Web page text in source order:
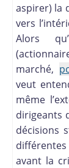
aspirer) la
vers
Alors
marché,
veut
même
dirigeants
décisions
avant la